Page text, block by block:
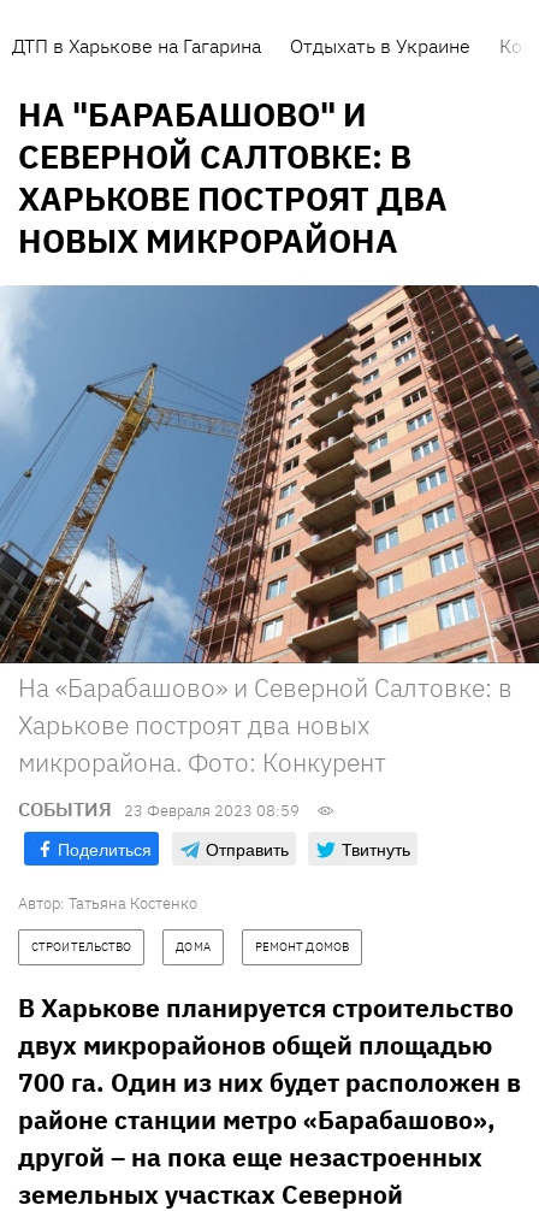
ДТП в Харькове на Гагарина Отдыхать в Украине
НА "БАРАБАШОВО" И
СЕВЕРНОЙ САЛТОВКЕ: В
ХАРЬКОВЕ ПОСТРОЯТ ДВА
НОВЫХ МИКРОРАЙОНА
На «Барабашово» и Северной Салтовке: в
Харькове построят два новых
микрорайона. Фото: Конкурент
СОБЫТИЯ 23 Февраля 2023 08:59
Поделиться Отправить Твитнуть
Автор: Татьяна Костенко
СТРОИТЕЛЬСТВО ДОМА РЕМОНТ ДОМОВ
В Харькове планируется строительство
двух микрорайонов общей площадью
700 га. Один из них будет расположен в
районе станции метро «Барабашово»,
другой – на пока еще незастроенных
земельных участках Северной